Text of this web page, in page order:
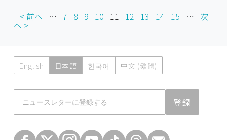
< 前へ … 7 8 9 10 11 12 13 14 15 … 次
へ >
English 日本語 한국어 中文 (繁體)
登録